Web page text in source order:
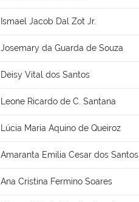
Ismael Jacob Dal Zot Jr.
Josemary da Guarda de Souza
Deisy Vital dos Santos
Leone Ricardo de C. Santana
Lúcia Maria Aquino de Queiroz
Amaranta Emilia Cesar dos Santos
Ana Cristina Fermino Soares